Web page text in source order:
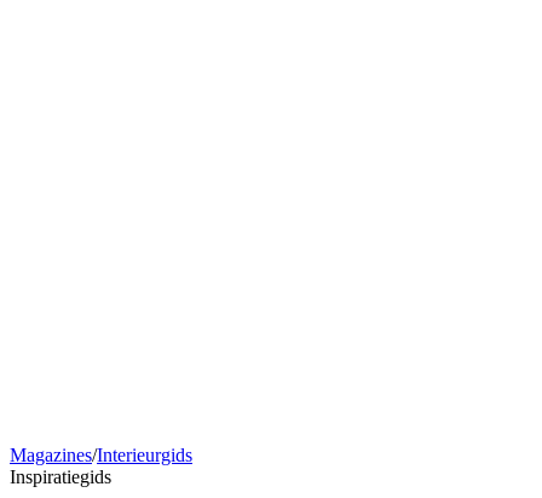
Magazines/Interieurgids
Inspiratiegids